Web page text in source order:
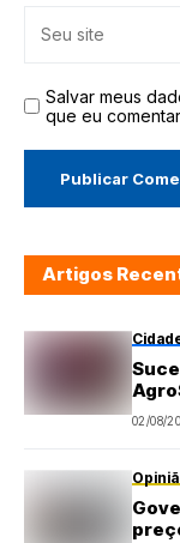
Salvar meus
que eu
Artigos
02/08/